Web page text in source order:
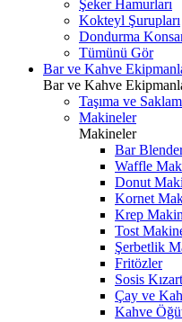
Şeker Hamurları
Kokteyl Şurupları
Dondurma
Tümünü Gör
Bar ve Kahve
Bar ve Kahve
Taşıma ve
Makineler
Makineler
Bar
Waffle
Donut
Kornet
Krep
Tost
Şerbetlik
Fritözler
Sosis
Çay ve
Kahve